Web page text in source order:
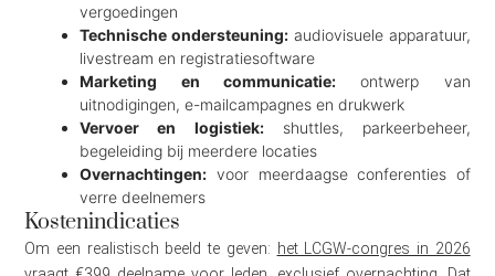
vergoedingen
Technische ondersteuning: audiovisuele apparatuur,
livestream en registratiesoftware
Marketing en communicatie: ontwerp van
uitnodigingen, e-mailcampagnes en drukwerk
Vervoer en logistiek:shuttles, parkeerbeheer,
begeleiding bij meerdere locaties
Overnachtingen: voor meerdaagse conferenties of
verre deelnemers
Kostenindicaties
Om een realistisch beeld te geven: het LCGW-congres in 2026